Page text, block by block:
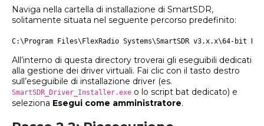
Naviga nella cartella di installazione di SmartSDR,
solitamente situata nel seguente percorso predefinito:
C:\Program Files\FlexRadio Systems\SmartSDR v3.x.x\64-bit
All’interno di questa directory troverai gli eseguibili dedicati
alla gestione dei driver virtuali. Fai clic con il tasto destro
sull’eseguibile di installazione driver (es.
SmartSDR_Driver_Installer.exe o lo script bat dedicato) e
seleziona Esegui come amministratore.